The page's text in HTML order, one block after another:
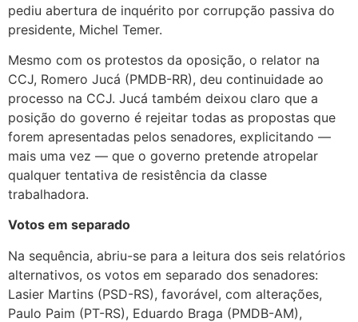
pediu abertura de inquérito por corrupção passiva do
presidente, Michel Temer.
Mesmo com os protestos da oposição, o relator na
CCJ, Romero Jucá (PMDB-RR), deu continuidade ao
processo na CCJ. Jucá também deixou claro que a
posição do governo é rejeitar todas as propostas que
forem apresentadas pelos senadores, explicitando —
mais uma vez — que o governo pretende atropelar
qualquer tentativa de resistência da classe
trabalhadora.
Votos em separado
Na sequência, abriu-se para a leitura dos seis relatórios
alternativos, os votos em separado dos senadores:
Lasier Martins (PSD-RS), favorável, com alterações,
Paulo Paim (PT-RS), Eduardo Braga (PMDB-AM),